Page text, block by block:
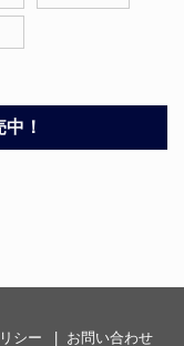
！
シー お問い合わせ